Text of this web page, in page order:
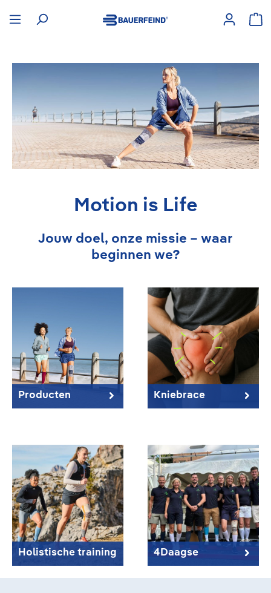
Motion is Life
Jouw doel, onze missie – waar
beginnen we?
Producten Kniebrace
Holistische training 4Daagse